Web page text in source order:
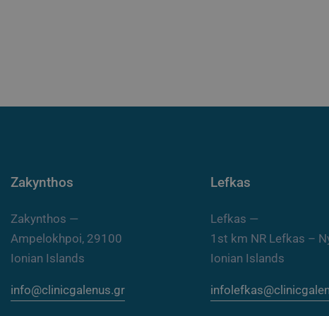
Zakynthos
Zakynthos —
Ampelokhpoi, 29100
Ionian Islands
info@clinicgalenus.gr
Lefkas
Lefkas —
1st km NR Lefkas –
Ionian Islands